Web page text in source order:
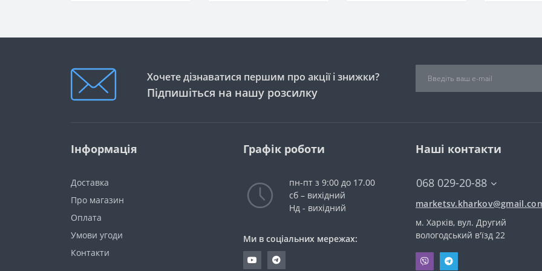
Хочете дізнаватися першим про акції і знижки?
Підпишіться на нашу розсилку
Інформація
Доставка
Про магазин
Оплата
Умови угоди
Контакти
Графік роботи
пн-пт з 9:00 до 17.00
сб – вихідний
Нд - вихідний
Ми в соціальних мережах:
Наші контакти
068 029-20-88
м. Харків, вул. Другий
вологодський в'їзд 22